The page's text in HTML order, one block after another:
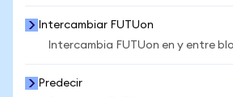
Intercambiar FUTUon
Intercambia FUTUon en y entre
Predecir